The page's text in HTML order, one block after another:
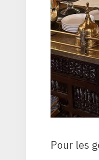
Pour les